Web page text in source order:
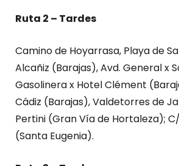
Ruta 2 – Tardes
Camino de Hoyarrasa, Playa de
Alcañiz (Barajas), Avd. General x
Gasolinera x Hotel Clément
Cádiz (Barajas), Valdetorres de
Pertini (Gran Vía de Hortaleza);
(Santa Eugenia).